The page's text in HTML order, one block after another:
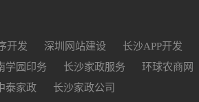
开发 深圳网站建设 长沙APP开发
学园印务 长沙家政服务 环球农商网
泰家政 长沙家政公司